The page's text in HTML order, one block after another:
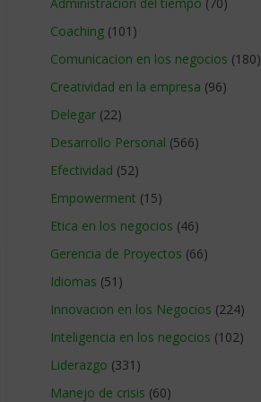
Coaching (101)
Comunicacion en los negocios (180)
Creatividad en la empresa (96)
Delegar (22)
Desarrollo Personal (566)
Efectividad (52)
Empowerment (15)
Etica en los negocios (46)
Gerencia de Proyectos (66)
Idiomas (51)
Innovacion en los Negocios (224)
Inteligencia en los negocios (102)
Liderazgo (331)
Manejo de crisis (60)